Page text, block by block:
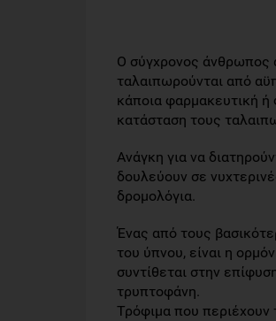
Ο σύγχρονος άνθρωπος
ταλαιπωρούνται από
κάποια φαρμακευτική ή
κατάσταση τους
Ανάγκη για να
δουλεύουν σε
δρομολόγια.
Ένας από τους
του ύπνου, είναι η
συντίθεται στην
τρυπτοφάνη.
Τρόφιμα που περιέχουν